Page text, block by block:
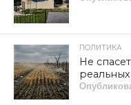
ПОЛИТИКА
Не